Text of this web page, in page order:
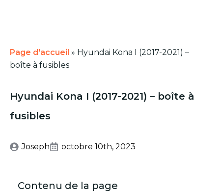
Page d'accueil » Hyundai Kona I (2017-2021) –
boîte à fusibles
Hyundai Kona I (2017-2021) – boîte à
fusibles
Joseph octobre 10th, 2023
Contenu de la page